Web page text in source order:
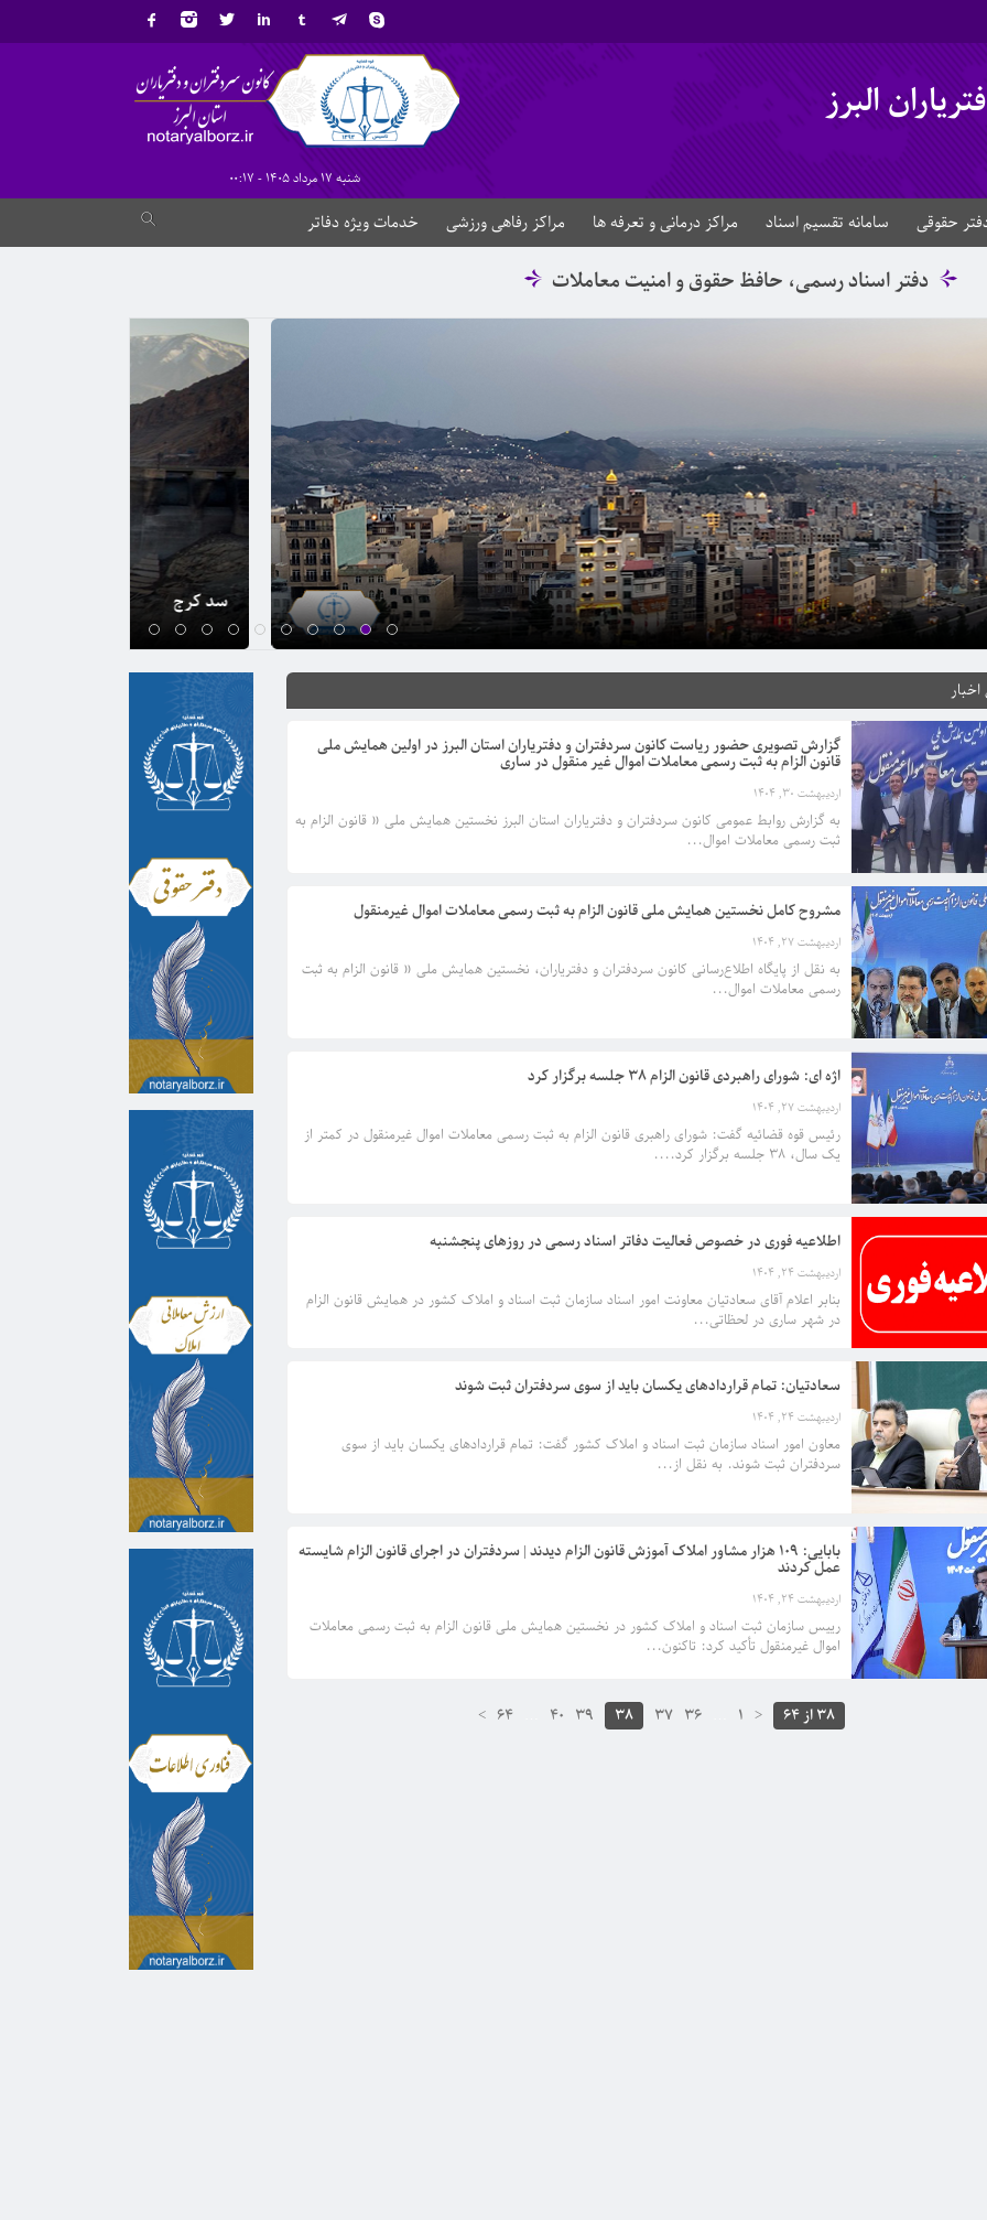
البرز
شنبه 17 مرداد 1405 - 00:17
حقوقی سامانه تقسیم اسناد مراکز درمانی و تعرفه ها مراکز رفاهی ورزشی خدمات ویژه دفاتر
دفتر اسناد رسمی، حافظ حقوق و امنیت معاملات
گزارش تصویری حضور ریاست کانون سردفتران و دفتریاران استان البرز در اولین همایش ملی
قانون الزام به ثبت رسمی معاملات اموال غیر منقول در ساری
اردیبهشت 30, 1404
به گزارش روابط عمومی کانون سردفتران و دفتریاران استان البرز نخستین همایش ملی « قانون الزام به
ثبت رسمی معاملات اموال...
مشروح کامل نخستین همایش ملی قانون الزام به ثبت رسمی معاملات اموال غیرمنقول
اردیبهشت 27, 1404
به نقل از پایگاه اطلاع‌رسانی کانون سردفتران و دفتریاران، نخستین همایش ملی « قانون الزام به ثبت
رسمی معاملات اموال...
اژه ای: شورای راهبردی قانون الزام 38 جلسه برگزار کرد
اردیبهشت 27, 1404
رئیس قوه قضائیه گفت: شورای راهبری قانون الزام به ثبت رسمی معاملات اموال غیرمنقول در کمتر از
یک سال، ۳۸ جلسه برگزار کرد....
اطلاعیه فوری در خصوص فعالیت دفاتر اسناد رسمی در روزهای پنجشنبه
اردیبهشت 24, 1404
بنابر اعلام آقای سعادتیان معاونت امور اسناد سازمان ثبت اسناد و املاک کشور در همایش قانون الزام
در شهر ساری در لحظاتی...
سعادتیان: تمام قراردادهای یکسان باید از سوی سردفتران ثبت شوند
اردیبهشت 24, 1404
معاون امور اسناد سازمان ثبت اسناد و املاک کشور گفت: تمام قراردادهای یکسان باید از سوی
سردفتران ثبت شوند. به نقل از...
بابایی: 109 هزار مشاور املاک آموزش قانون الزام دیدند | سردفتران در اجرای قانون الزام شایسته
عمل کردند
اردیبهشت 24, 1404
رییس سازمان ثبت اسناد و املاک کشور در نخستین همایش ملی قانون الزام به ثبت رسمی معاملات
اموال غیرمنقول تأکید کرد: تاکنون...
38 از 64 <
1
36
37
38
39
40
64
>